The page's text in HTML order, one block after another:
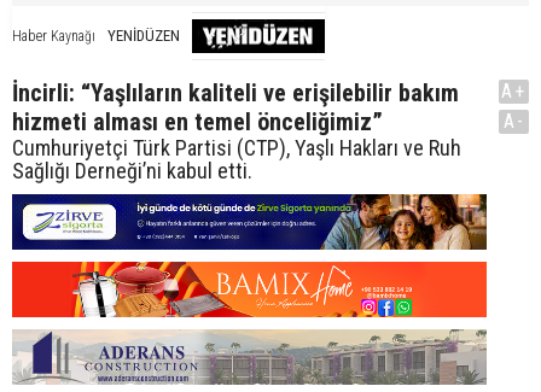
Haber Kaynağı YENİDÜZEN
İncirli: “Yaşlıların kaliteli ve erişilebilir bakım
hizmeti alması en temel önceliğimiz”
Cumhuriyetçi Türk Partisi (CTP), Yaşlı Hakları ve Ruh
Sağlığı Derneği’ni kabul etti.
A+
A-